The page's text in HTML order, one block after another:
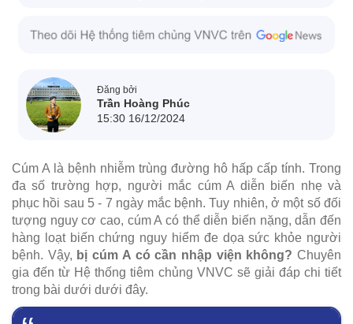
Đăng bởi
Trần Hoàng Phúc
15:30 16/12/2024
Cúm A là bệnh nhiễm trùng đường hô hấp cấp tính. Trong
đa số trường hợp, người mắc cúm A diễn biến nhẹ và
phục hồi sau 5 - 7 ngày mắc bệnh. Tuy nhiên, ở một số đối
tượng nguy cơ cao, cúm A có thể diễn biến nặng, dẫn đến
hàng loạt biến chứng nguy hiểm đe dọa sức khỏe người
bệnh. Vậy, bị cúm A có cần nhập viện không? Chuyên
gia đến từ Hệ thống tiêm chủng VNVC sẽ giải đáp chi tiết
trong bài dưới dưới đây.